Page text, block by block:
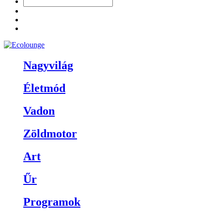
Nagyvilág
Életmód
Vadon
Zöldmotor
Art
Űr
Programok